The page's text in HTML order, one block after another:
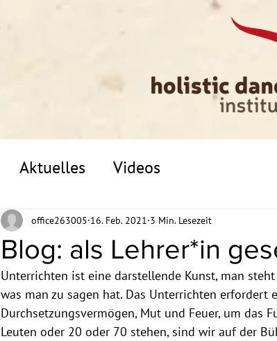
Aktuelles Videos
Blog: als Lehrer*in
office263005 16. Feb. 2021 3 Min. Lesezeit
Unterrichten ist eine darstellende Kunst, man
was man zu sagen hat. Das Unterrichten erfordert
Durchsetzungsvermögen, Mut und Feuer, um das
Leuten oder 20 oder 70 stehen, sind wir auf der